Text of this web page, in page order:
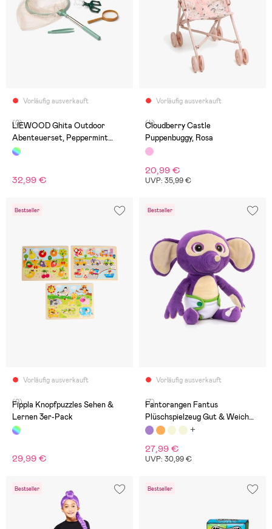
Vorläufig ausverkauft
(0)
LIEWOOD Ghita Outdoor
Abenteuerset, Peppermint
Multi Mix
32,99 €
Vorläufig ausverkauft
(4)
Cloudberry Castle
Puppenbuggy, Rosa
20,99 €
UVP: 35,99 €
Bestseller
Vorläufig ausverkauft
(0)
Fippla Knopfpuzzles Sehen &
Lernen 3er-Pack
29,99 €
Bestseller
Vorläufig ausverkauft
(7)
Fantorangen Fantus
Plüschspielzeug Gut & Weich
26 cm
27,99 €
UVP: 30,99 €
Bestseller Bestseller